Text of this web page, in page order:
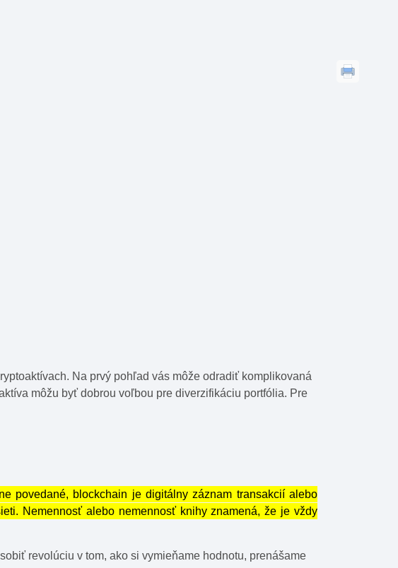
Na prvý pohľad vás môže odradiť komplikovaná
môžu byť dobrou voľbou pre diverzifikáciu portfólia. Pre
povedané, blockchain je digitálny záznam transakcií alebo
Nemennosť alebo nemennosť knihy znamená, že je vždy
revolúciu v tom, ako si vymieňame hodnotu, prenášame